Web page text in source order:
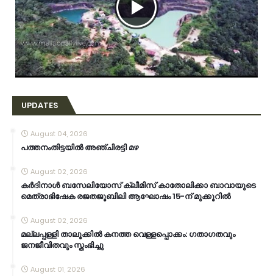
UPDATES
August 04, 2026
പത്തനംതിട്ടയിൽ അഞ്ചിരട്ടി മഴ
August 02, 2026
കര്‍ദിനാള്‍ ബസേലിയോസ് ക്ലീമിസ് കാതോലിക്കാ ബാവായുടെ
മെത്രാഭിഷേക രജതജൂബിലി ആഘോഷം 15-ന് മുക്കൂറില്‍
August 02, 2026
മല്ലപ്പള്ളി താലൂക്കിൽ കനത്ത വെള്ളപ്പൊക്കം: ഗതാഗതവും
ജനജീവിതവും സ്തംഭിച്ചു
August 01, 2026